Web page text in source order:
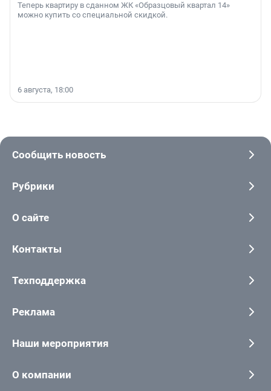
Теперь квартиру в сданном ЖК «Образцовый квартал 14»
можно купить со специальной скидкой.
6 августа, 18:00
Сообщить новость
Рубрики
О сайте
Контакты
Техподдержка
Реклама
Наши мероприятия
О компании